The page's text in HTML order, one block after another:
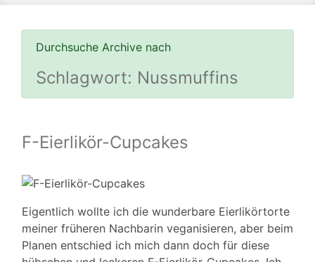
Durchsuche Archive nach
Schlagwort: Nussmuffins
F-Eierlikör-Cupcakes
Eigentlich wollte ich die wunderbare Eierlikörtorte
meiner früheren Nachbarin veganisieren, aber beim
Planen entschied ich mich dann doch für diese